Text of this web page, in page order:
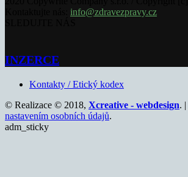
info@zdravezpravy.cz
INZERCE
Kontakty / Etický kodex
© Realizace © 2018, Xcreative - webdesign. |
nastavením osobních údajů.
adm_sticky